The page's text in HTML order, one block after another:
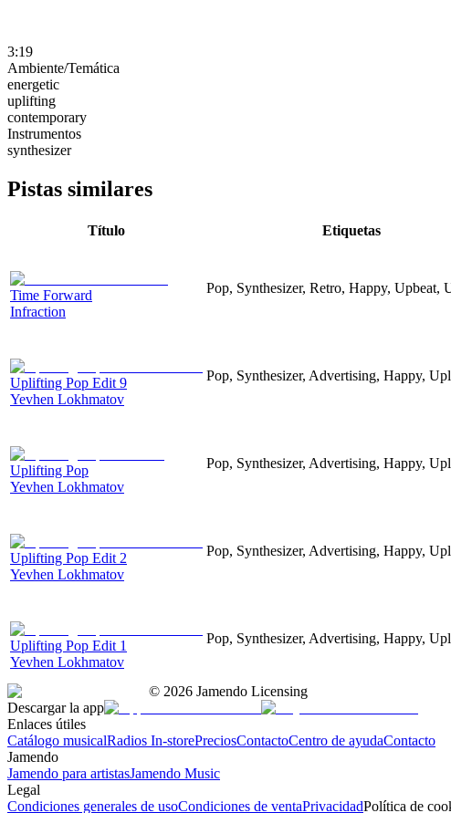
3:19
Ambiente/Temática
energetic
uplifting
contemporary
Instrumentos
synthesizer
Pistas similares
Título Etiquetas
Time Forward
Infraction
Pop, Synthesizer, Retro, Happy, Upbeat,
Uplifting Pop Edit 9
Yevhen Lokhmatov
Pop, Synthesizer, Advertising, Happy,
Uplifting Pop
Yevhen Lokhmatov
Pop, Synthesizer, Advertising, Happy,
Uplifting Pop Edit 2
Yevhen Lokhmatov
Pop, Synthesizer, Advertising, Happy,
Uplifting Pop Edit 1
Yevhen Lokhmatov
Pop, Synthesizer, Advertising, Happy,
© 2026 Jamendo Licensing
Descargar la app
Enlaces útiles
Catálogo musicalRadios In-storePreciosContactoCentro de ayudaContacto
Jamendo
Jamendo para artistasJamendo Music
Legal
Condiciones generales de usoCondiciones de ventaPrivacidadPolítica de